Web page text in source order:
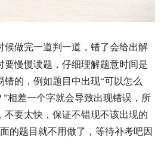
候做完一道判一道，错了会给出解
要慢慢读题，仔细理解题意时间是
错的，例如题目中出现“可以怎么
”相差一个字就会导致出现错误，所
不要太快，保证不错现不该出现的
的题目就不用做了，等待补考吧因